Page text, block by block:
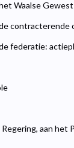
Waalse Gewest
contracterende
federatie:
aan het